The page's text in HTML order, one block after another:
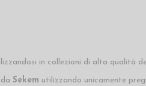
in collezioni di alta qualità
Sekem utilizzando unicamente